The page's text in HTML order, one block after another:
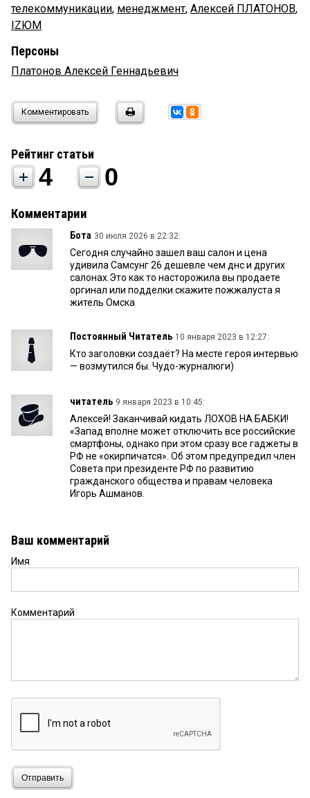
телекоммуникации, менеджмент, Алексей ПЛАТОНОВ,
IZЮМ
Персоны
Платонов Алексей Геннадьевич
Комментировать
Рейтинг статьи
4 0
Комментарии
Бота 30 июля 2026 в 22:32:
Сегодня случайно зашел ваш салон и цена
удивила Самсунг 26 дешевле чем днс и других
салонах.Это как то насторожила вы продаете
оргинал или подделки скажите пожжалуста я
житель Омска
Постоянный Читатель 10 января 2023 в 12:27:
Кто заголовки создаёт? На месте героя интервью
— возмутился бы. Чудо-журналюги)
читатель 9 января 2023 в 10:45:
Алексей! Заканчивай кидать ЛОХОВ НА БАБКИ!
«Запад вполне может отключить все российские
смартфоны, однако при этом сразу все гаджеты в
РФ не «окирпичатся». Об этом предупредил член
Совета при президенте РФ по развитию
гражданского общества и правам человека
Игорь Ашманов.
Ваш комментарий
Имя
Комментарий
Отправить